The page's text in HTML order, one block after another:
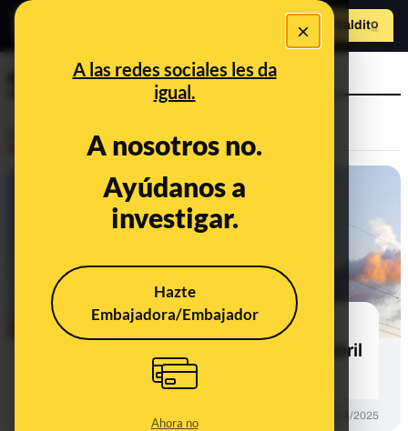
×
A las redes sociales les da
igual.
A nosotros no.
Ayúdanos a
investigar.
Hazte
Embajadora/Embajador
Ahora no
Hazte Maldito
electricidad
Bulos y desinformaciones sobre el
apagón en la península Ibérica en abril
29/04/2025